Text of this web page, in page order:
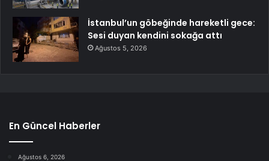
İstanbul’un göbeğinde hareketli gece:
Sesi duyan kendini sokağa attı
Ağustos 5, 2026
En Güncel Haberler
Ağustos 6, 2026